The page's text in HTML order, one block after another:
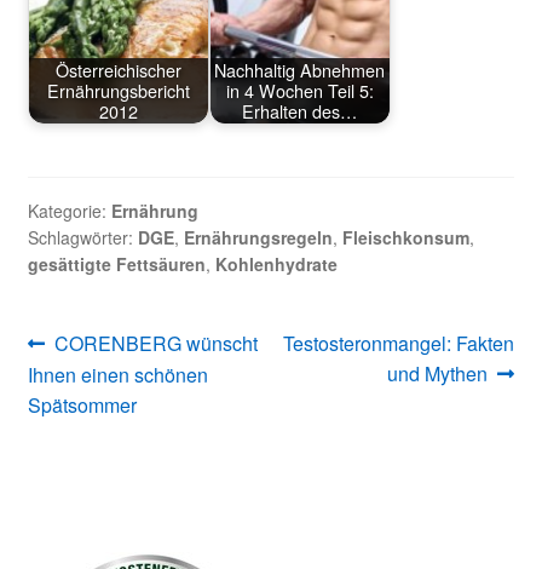
Österreichischer
Ernährungsbericht
2012
Nachhaltig Abnehmen
in 4 Wochen Teil 5:
Erhalten des…
Kategorie: Ernährung
Schlagwörter: DGE, Ernährungsregeln, Fleischkonsum,
gesättigte Fettsäuren, Kohlenhydrate
Beitragsnavigation
Vorheriger
Beitrag:
CORENBERG wünscht
Ihnen einen schönen
Spätsommer
Nächster
Testosteronmangel: Fakten
und Mythen